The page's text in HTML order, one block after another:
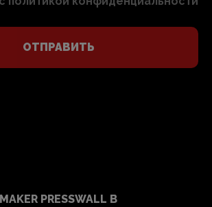
ОТПРАВИТЬ
MAKER PRESSWALL В